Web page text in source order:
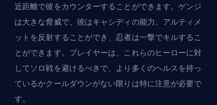
近距離で彼をカウンターすることができます。ゲンジ
は大きな脅威で、彼はキャシディの能力、アルティメ
ットを反射することができ、忍者は一撃でキルするこ
とができます。プレイヤーは、これらのヒーローに対
してソロ戦を避けるべきで、より多くのヘルスを持っ
ているかクールダウンがない限りは特に注意が必要で
す。